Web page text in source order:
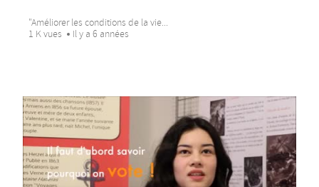
"Améliorer les conditions de la vie...
1 K vues
Il y a 6 années